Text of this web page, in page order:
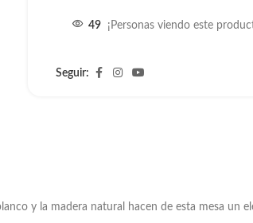
49 ¡Personas viendo este
Seguir:
y la madera natural hacen de esta mesa un